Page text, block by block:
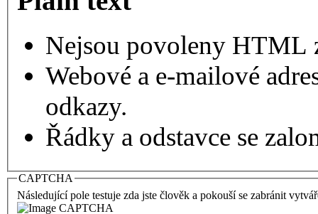
Nejsou povoleny HTML
Webové a e-mailové
odkazy.
Řádky a odstavce se
CAPTCHA
Následující pole testuje zda jste člověk a pokouší se zabránit